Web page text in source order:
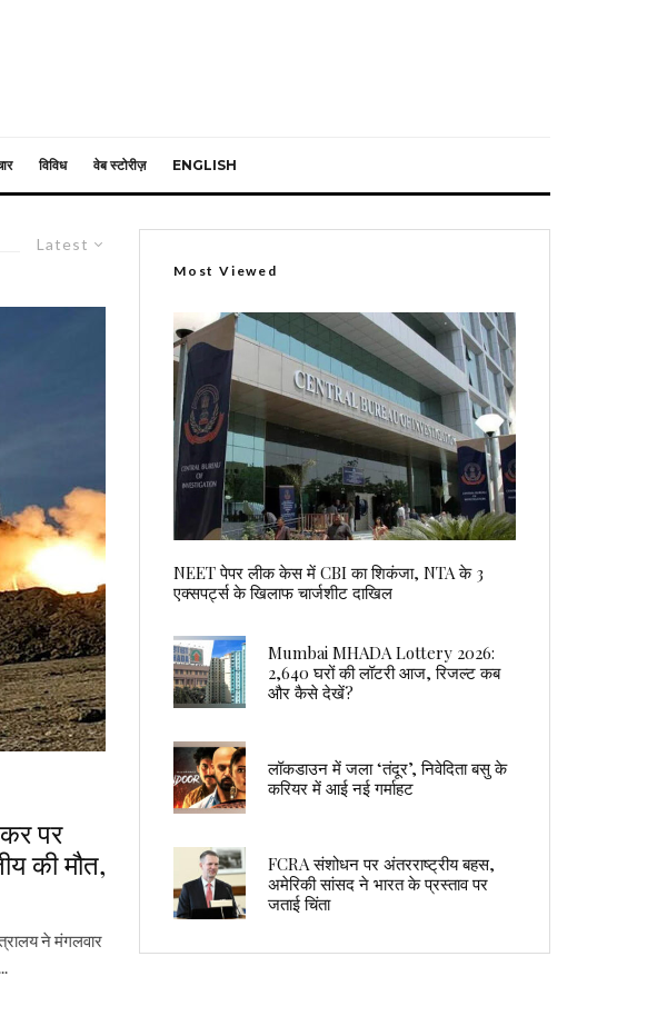
विविध वेब स्टोरीज़ ENGLISH
Latest
पर
की मौत,
ने मंगलवार
Most Viewed
NEET पेपर लीक केस में CBI का शिकंजा, NTA के 3
एक्सपर्ट्स के खिलाफ चार्जशीट दाखिल
Mumbai MHADA Lottery 2026:
2,640 घरों की लॉटरी आज, रिजल्ट कब
और कैसे देखें?
लॉकडाउन में जला ‘तंदूर’, निवेदिता बसु के
करियर में आई नई गर्माहट
FCRA संशोधन पर अंतरराष्ट्रीय बहस,
अमेरिकी सांसद ने भारत के प्रस्ताव पर
जताई चिंता